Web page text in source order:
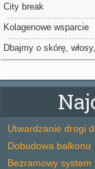
City break
Kolagenowe wsparcie
Dbajmy o skórę,
Utwardzanie drogi
Dobudowa balkonu
Bezramowy